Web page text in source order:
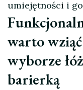
umiejętności i
warto
wyborze
barierką